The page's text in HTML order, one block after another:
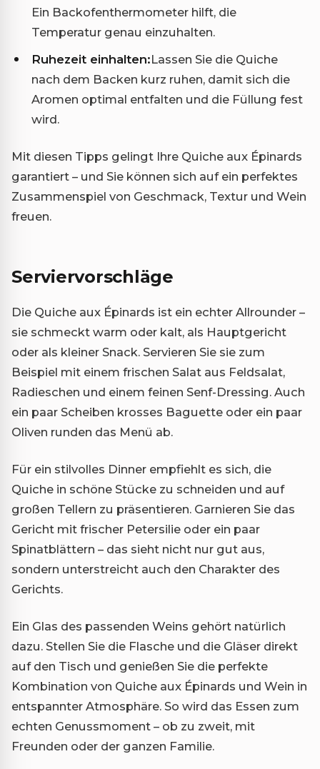
Ein Backofenthermometer hilft, die
Temperatur genau einzuhalten.
Ruhezeit einhalten:Lassen Sie die Quiche
nach dem Backen kurz ruhen, damit sich die
Aromen optimal entfalten und die Füllung fest
wird.
Mit diesen Tipps gelingt Ihre Quiche aux Épinards
garantiert – und Sie können sich auf ein perfektes
Zusammenspiel von Geschmack, Textur und Wein
freuen.
Serviervorschläge
Die Quiche aux Épinards ist ein echter Allrounder –
sie schmeckt warm oder kalt, als Hauptgericht
oder als kleiner Snack. Servieren Sie sie zum
Beispiel mit einem frischen Salat aus Feldsalat,
Radieschen und einem feinen Senf-Dressing. Auch
ein paar Scheiben krosses Baguette oder ein paar
Oliven runden das Menü ab.
Für ein stilvolles Dinner empfiehlt es sich, die
Quiche in schöne Stücke zu schneiden und auf
großen Tellern zu präsentieren. Garnieren Sie das
Gericht mit frischer Petersilie oder ein paar
Spinatblättern – das sieht nicht nur gut aus,
sondern unterstreicht auch den Charakter des
Gerichts.
Ein Glas des passenden Weins gehört natürlich
dazu. Stellen Sie die Flasche und die Gläser direkt
auf den Tisch und genießen Sie die perfekte
Kombination von Quiche aux Épinards und Wein in
entspannter Atmosphäre. So wird das Essen zum
echten Genussmoment – ob zu zweit, mit
Freunden oder der ganzen Familie.